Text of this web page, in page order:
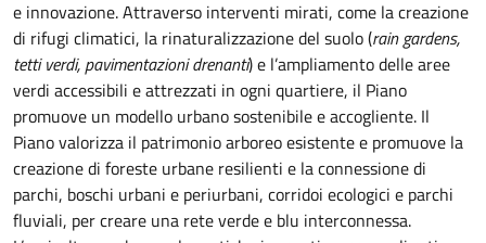
e innovazione. Attraverso interventi mirati, come la creazione
di rifugi climatici, la rinaturalizzazione del suolo (rain gardens,
tetti verdi, pavimentazioni drenanti) e l’ampliamento delle aree
verdi accessibili e attrezzati in ogni quartiere, il Piano
promuove un modello urbano sostenibile e accogliente. Il
Piano valorizza il patrimonio arboreo esistente e promuove la
creazione di foreste urbane resilienti e la connessione di
parchi, boschi urbani e periurbani, corridoi ecologici e parchi
fluviali, per creare una rete verde e blu interconnessa.